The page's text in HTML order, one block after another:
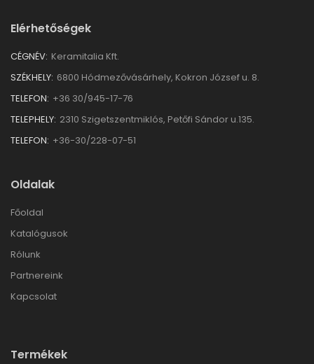
Elérhetőségek
CÉGNÉV: Keramitalia Kft.
SZÉKHELY: 6800 Hódmezővásárhely, Kokron József u. 8.
TELEFON: +36 30/945-17-76
TELEPHELY: 2310 Szigetszentmiklós, Petőfi Sándor u.135.
TELEFON: +36-30/228-07-51
Oldalak
Főoldal
Katalógusok
Rólunk
Partnereink
Kapcsolat
Termékek